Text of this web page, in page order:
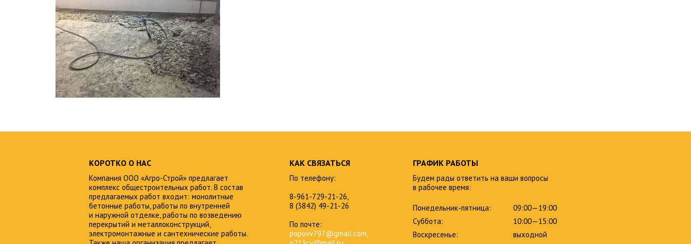
КОРОТКО О НАС
Компания ООО «Агро-Строй» предлагает
комплекс общестроительных работ. В состав
предлагаемых работ входит: монолитные
бетонные работы, работы по внутренней
и наружной отделке, работы по возведению
перекрытий и металлоконструкций,
электромонтажные и сантехнические работы.
КАК СВЯЗАТЬСЯ
По телефону:
8-961-729-21-26,
8 (3842) 49-21-26
По почте:
popovv797@gmail.com,
ГРАФИК РАБОТЫ
Будем рады ответить на ваши вопросы
в рабочее время:
Понедельник-пятница:
09:00—19:00
Суббота:
10:00—15:00
Воскресенье:
выходной